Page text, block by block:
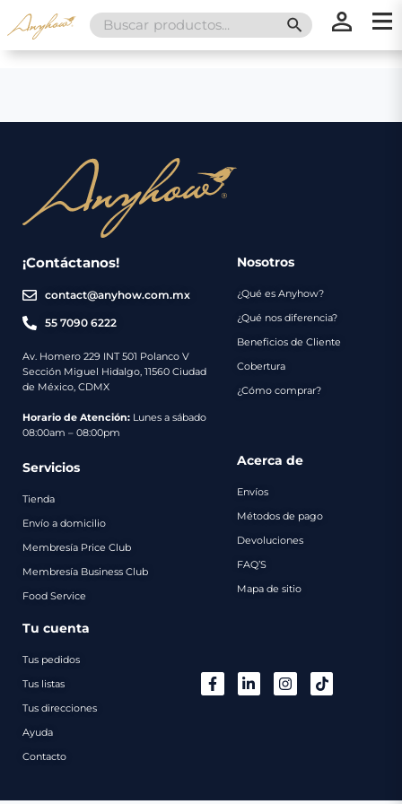
Search
for:
SEARCH
¡Contáctanos!
contact@anyhow.com.mx
55 7090 6222
Av. Homero 229 INT 501 Polanco V
Sección Miguel Hidalgo, 11560 Ciudad
de México, CDMX
Horario de Atención: Lunes a sábado
08:00am – 08:00pm
Nosotros
¿Qué es Anyhow?
¿Qué nos diferencia?
Beneficios de Cliente
Cobertura
¿Cómo comprar?
Servicios
Tienda
Envío a domicilio
Membresía Price Club
Membresía Business Club
Food Service
Acerca de
Envíos
Métodos de pago
Devoluciones
FAQ’S
Mapa de sitio
Tu cuenta
Tus pedidos
Tus listas
Tus direcciones
Ayuda
Contacto
Nosotros
Servicios
Envíos
Métodos
de
Catálogo
Regalos
Contacto